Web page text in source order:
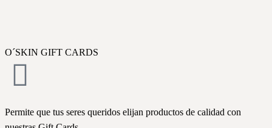
O´SKIN GIFT CARDS
Permite que tus seres queridos elijan productos de calidad con